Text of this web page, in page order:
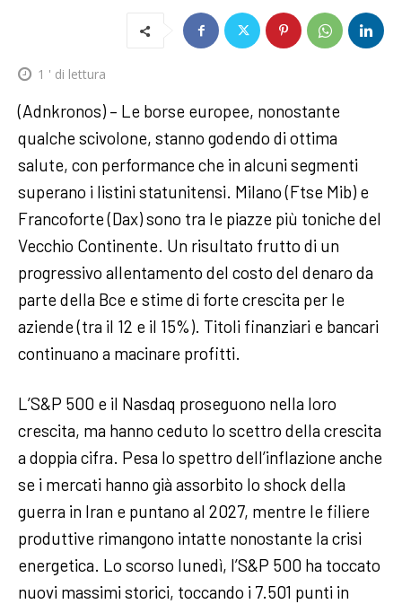
1 ' di lettura
(Adnkronos) – Le borse europee, nonostante
qualche scivolone, stanno godendo di ottima
salute, con performance che in alcuni segmenti
superano i listini statunitensi. Milano (Ftse Mib) e
Francoforte (Dax) sono tra le piazze più toniche del
Vecchio Continente. Un risultato frutto di un
progressivo allentamento del costo del denaro da
parte della Bce e stime di forte crescita per le
aziende (tra il 12 e il 15%). Titoli finanziari e bancari
continuano a macinare profitti.
L’S&P 500 e il Nasdaq proseguono nella loro
crescita, ma hanno ceduto lo scettro della crescita
a doppia cifra. Pesa lo spettro dell’inflazione anche
se i mercati hanno già assorbito lo shock della
guerra in Iran e puntano al 2027, mentre le filiere
produttive rimangono intatte nonostante la crisi
energetica. Lo scorso lunedì, l’S&P 500 ha toccato
nuovi massimi storici, toccando i 7.501 punti in